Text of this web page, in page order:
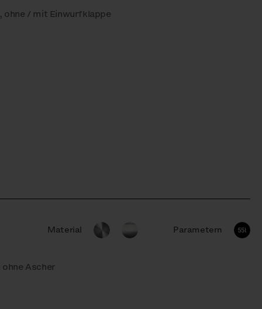
ohne / mit Einwurfklappe
Material Parametern
Ascher